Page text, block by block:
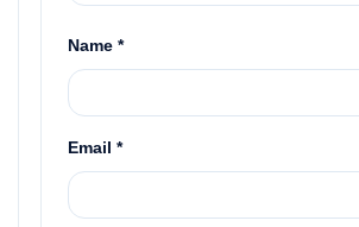
Name *
Email *